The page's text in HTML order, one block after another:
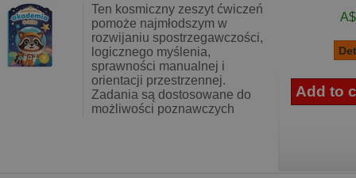
Ten kosmiczny zeszyt ćwiczeń
pomoże najmłodszym w
rozwijaniu spostrzegawczości,
logicznego myślenia,
sprawności manualnej i
orientacji przestrzennej.
Zadania są dostosowane do
możliwości poznawczych